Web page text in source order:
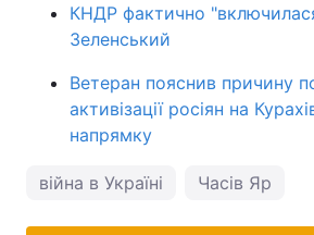
КНДР фактично
Зеленський
Ветеран пояснив причину
активізації росіян на
напрямку
війна в Україні Часів Яр